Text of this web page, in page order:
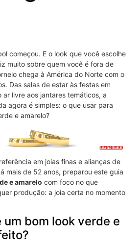
começou. E o look que você escolhe
muito sobre quem você é fora de
chega à América do Norte com o
Das salas de estar às festas em
ar livre aos jantares temáticos, a
agora é simples: o que usar para
e amarelo?
em joias finas e alianças de
mais de 52 anos, preparou este guia
e amarelo com foco no que
produção: a joia certa no momento
um bom look verde e